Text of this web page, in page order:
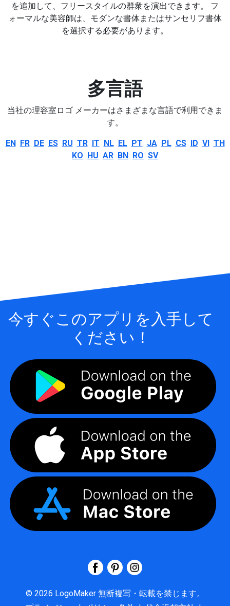
を追加して、フリースタイルの群衆を演出できます。 フ
ォーマルな美容師は、モダンな書体またはサンセリフ書体
を選択する必要があります。
多言語
当社の理容室ロゴ メーカーはさまざまな言語で利用できま
す。
EN FR DE ES RU TR IT NL EL PT JA PL CS ID VI TH
KO HU AR BN RO SV
今すぐこのアプリを入手して
ください！
© 2026 LogoMaker 無断複写・転載を禁じます。